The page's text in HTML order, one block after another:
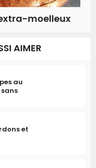
moelleux
AIMER
au
et